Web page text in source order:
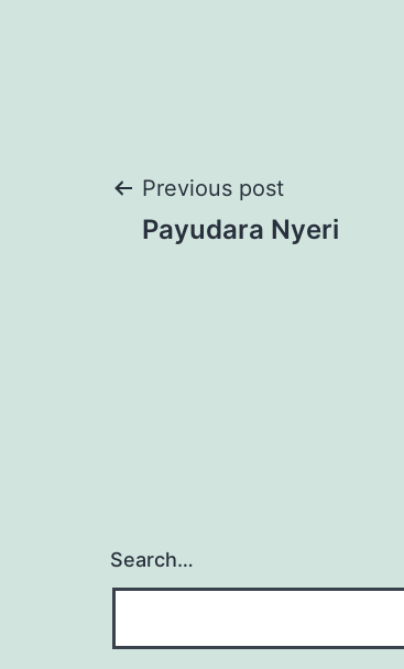
Post
Previous post
Payudara Nyeri
Search…